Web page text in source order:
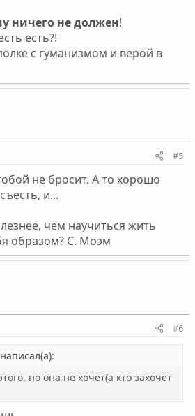
ничего не должен!
есть?!
с гуманизмом и верой в
#5
не бросит. А то хорошо
и...
чем научиться жить
образом? С. Моэм
#6
но она не хочет(а кто захочет